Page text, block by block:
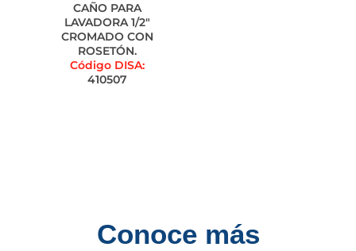
CAÑO PARA
LAVADORA 1/2"
CROMADO CON
ROSETÓN.
Código DISA:
410507
Conoce más